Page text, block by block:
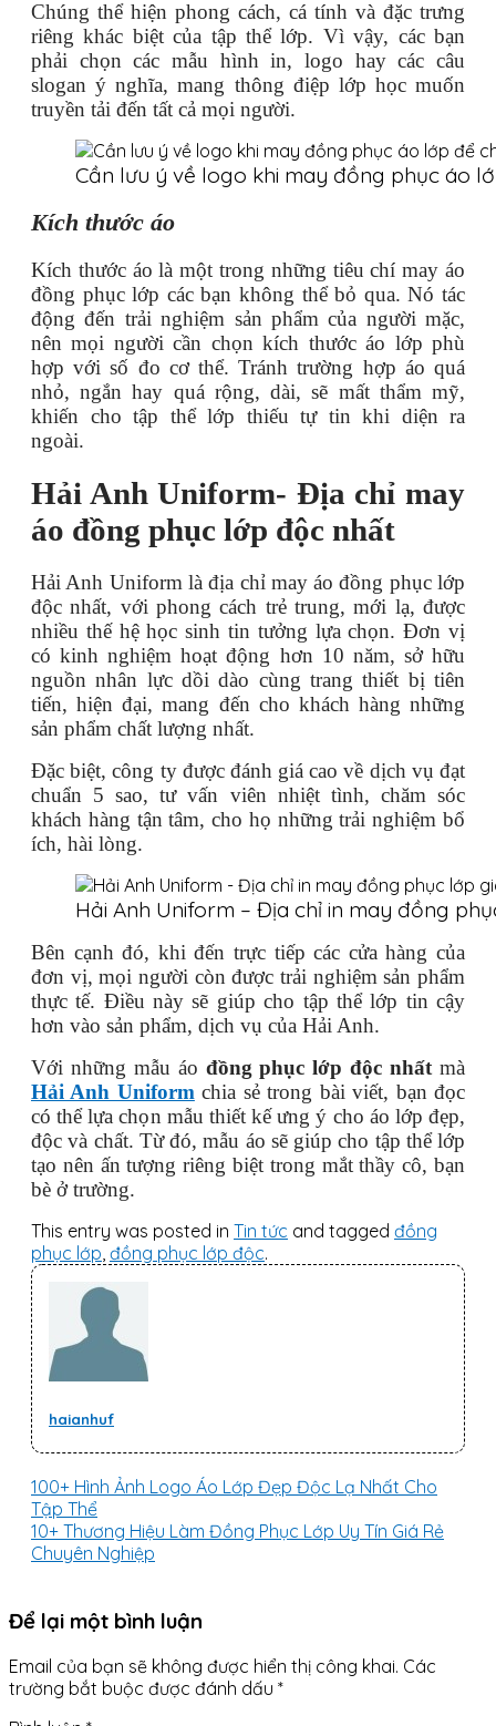
Chúng thể hiện phong cách, cá tính và đặc trưng
riêng khác biệt của tập thể lớp. Vì vậy, các bạn
phải chọn các mẫu hình in, logo hay các câu
slogan ý nghĩa, mang thông điệp lớp học muốn
truyền tải đến tất cả mọi người.
Cần lưu ý về logo khi may đồng phục áo
Kích thước áo
Kích thước áo là một trong những tiêu chí may áo
đồng phục lớp các bạn không thể bỏ qua. Nó tác
động đến trải nghiệm sản phẩm của người mặc,
nên mọi người cần chọn kích thước áo lớp phù
hợp với số đo cơ thể. Tránh trường hợp áo quá
nhỏ, ngắn hay quá rộng, dài, sẽ mất thẩm mỹ,
khiến cho tập thể lớp thiếu tự tin khi diện ra
ngoài.
Hải Anh Uniform- Địa chỉ may
áo đồng phục lớp độc nhất
Hải Anh Uniform là địa chỉ may áo đồng phục lớp
độc nhất, với phong cách trẻ trung, mới lạ, được
nhiều thế hệ học sinh tin tưởng lựa chọn. Đơn vị
có kinh nghiệm hoạt động hơn 10 năm, sở hữu
nguồn nhân lực dồi dào cùng trang thiết bị tiên
tiến, hiện đại, mang đến cho khách hàng những
sản phẩm chất lượng nhất.
Đặc biệt, công ty được đánh giá cao về dịch vụ đạt
chuẩn 5 sao, tư vấn viên nhiệt tình, chăm sóc
khách hàng tận tâm, cho họ những trải nghiệm bổ
ích, hài lòng.
Hải Anh Uniform – Địa chỉ in may đồng
Bên cạnh đó, khi đến trực tiếp các cửa hàng của
đơn vị, mọi người còn được trải nghiệm sản phẩm
thực tế. Điều này sẽ giúp cho tập thể lớp tin cậy
hơn vào sản phẩm, dịch vụ của Hải Anh.
Với những mẫu áo đồng phục lớp độc nhất mà
Hải Anh Uniform chia sẻ trong bài viết, bạn đọc
có thể lựa chọn mẫu thiết kế ưng ý cho áo lớp đẹp,
độc và chất. Từ đó, mẫu áo sẽ giúp cho tập thể lớp
tạo nên ấn tượng riêng biệt trong mắt thầy cô, bạn
bè ở trường.
This entry was posted in Tin tức and tagged đồng
phục lớp đồng phục lớp độc.
haianhuf
100+ Hình Ảnh Logo Áo Lớp Đẹp Độc Lạ Nhất Cho
Tập Thể
10+ Thương Hiệu Làm Đồng Phục Lớp Uy Tín Giá Rẻ
Chuyên Nghiệp
Để lại một bình luận
Email của bạn sẽ không được hiển thị công khai. Các
trường bắt buộc được đánh dấu *